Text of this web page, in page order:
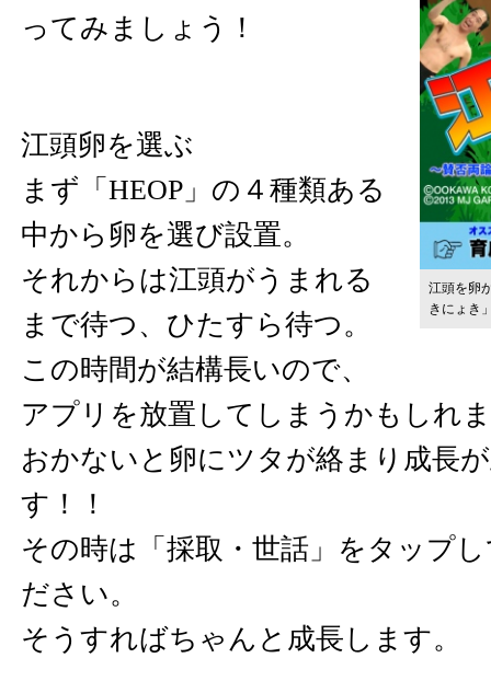
江頭を卵
きにょき
ってみましょう！
江頭卵を選ぶ
まず「HEOP」の４種類ある
中から卵を選び設置。
それからは江頭がうまれる
まで待つ、ひたすら待つ。
この時間が結構長いので、
アプリを放置してしまうかもしれ
おかないと卵にツタが絡まり成長
す！！
その時は「採取・世話」をタップ
ださい。
そうすればちゃんと成長します。